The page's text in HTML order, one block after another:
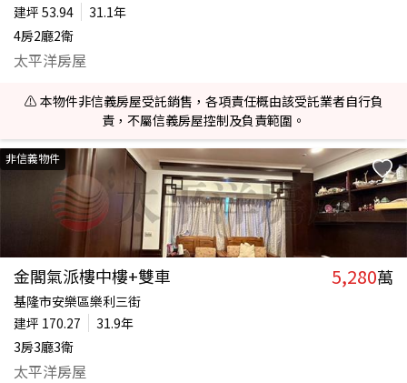
建坪 53.94
31.1年
4房2廳2衛
太平洋房屋
⚠️ 本物件非信義房屋受託銷售，各項責任概由該受託業者自行負
責，不屬信義房屋控制及負責範圍。
非信義物件
金閣氣派樓中樓+雙車 5,280萬
基隆市安樂區樂利三街
建坪 170.27
31.9年
3房3廳3衛
太平洋房屋